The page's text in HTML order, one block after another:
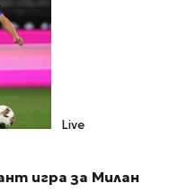
Live
игра за Милан